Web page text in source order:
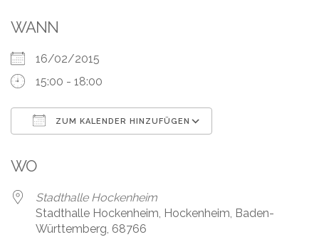
Über
Fotos,
Events
Videos
Referenzen
Blog
Jobs
WANN
16/02/2015
15:00 - 18:00
ZUM KALENDER HINZUFÜGEN
WO
Stadthalle Hockenheim
Stadthalle Hockenheim, Hockenheim, Baden-
Württemberg, 68766